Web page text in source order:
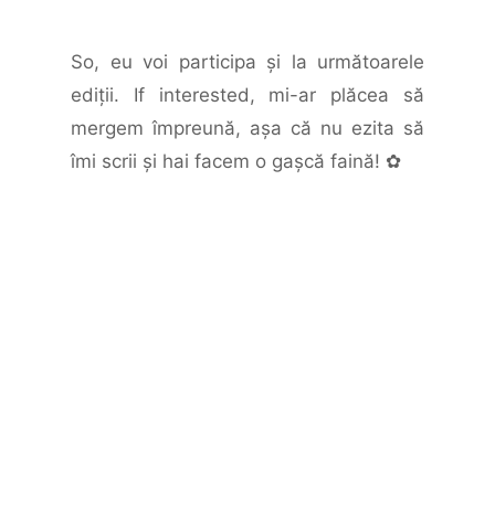
So, eu voi participa şi la următoarele
ediţii. If interested, mi-ar plăcea să
mergem împreună, aşa că nu ezita să
îmi scrii şi hai facem o gaşcă faină! ✿